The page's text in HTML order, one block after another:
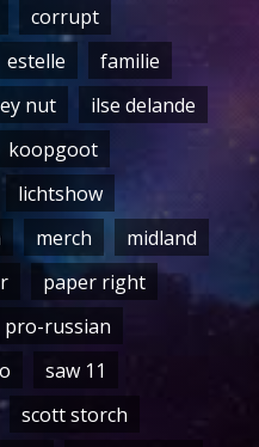
corrupt
estelle
familie
nut
ilse delande
koopgoot
lichtshow
merch
midland
paper right
pro-russian
saw 11
scott storch